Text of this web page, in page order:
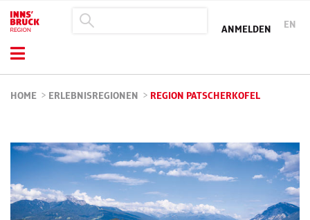
ANMELDEN EN
HOME > ERLEBNISREGIONEN > REGION PATSCHERKOFEL